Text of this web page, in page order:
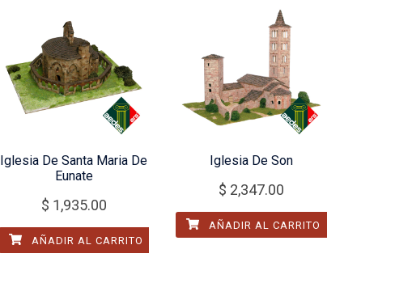
Iglesia De Santa Maria De
Eunate
$ 1,935.00
AÑADIR AL CARRITO
Iglesia De Son
$ 2,347.00
AÑADIR AL CARRITO